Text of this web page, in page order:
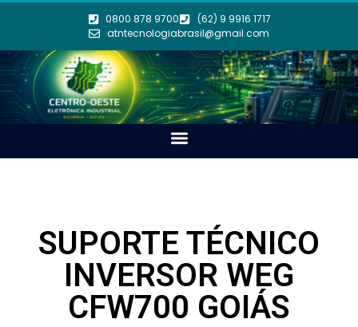
0800 878 9700
(62) 9 9916 1717
atntecnologiabrasil@gmail.com
SUPORTE TÉCNICO
INVERSOR WEG
CFW700 GOIÁS